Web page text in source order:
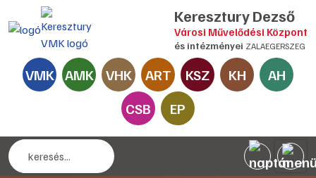
Keresztury Dezső
Városi Művelődési Központ
és intézményei ZALAEGERSZEG
VMK AMK VHK ART KSZ KH
AH
CSB
EP